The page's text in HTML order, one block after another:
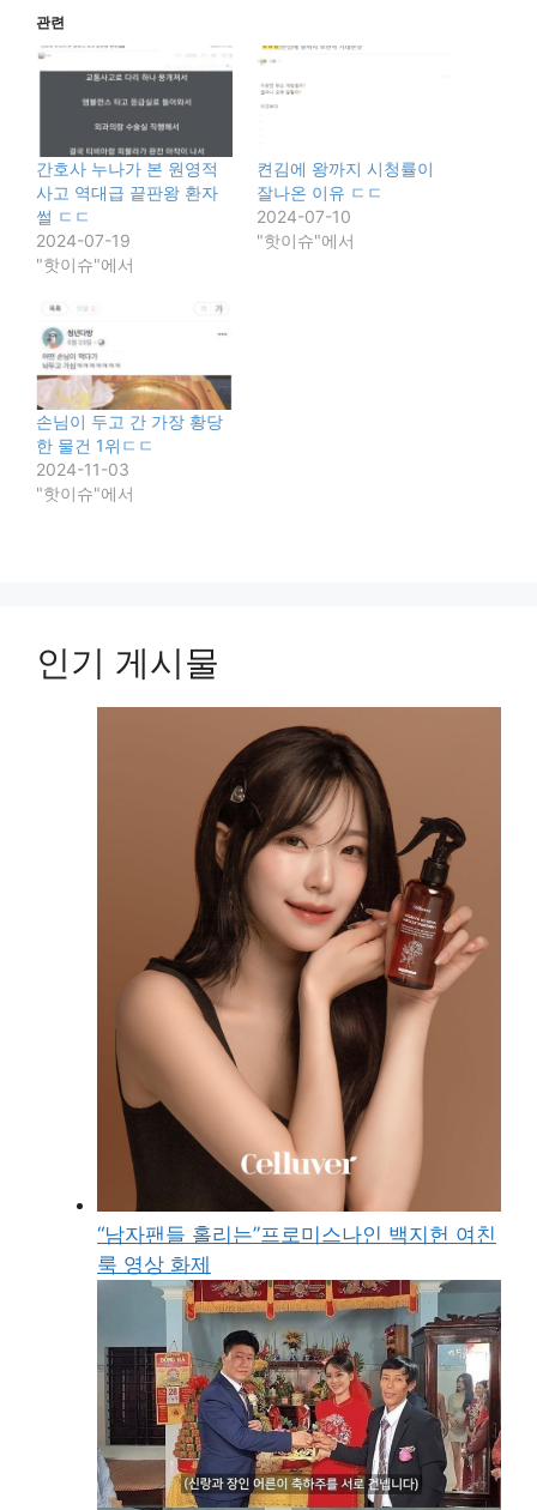
관련
간호사 누나가 본 원영적
사고 역대급 끝판왕 환자
썰 ㄷㄷ
2024-07-19
"핫이슈"에서
켠김에 왕까지 시청률이
잘나온 이유 ㄷㄷ
2024-07-10
"핫이슈"에서
손님이 두고 간 가장 황당
한 물건 1위ㄷㄷ
2024-11-03
"핫이슈"에서
인기 게시물
“남자팬들 홀리는”프로미스나인 백지헌 여친
룩 영상 화제